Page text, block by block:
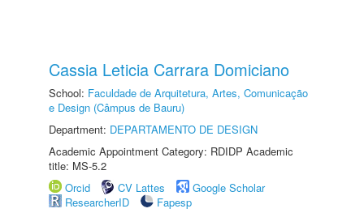
Cassia Leticia Carrara Domiciano
School: Faculdade de Arquitetura, Artes, Comunicação
e Design (Câmpus de Bauru)
Department: DEPARTAMENTO DE DESIGN
Academic Appointment Category: RDIDP Academic
title: MS-5.2
Orcid
CV Lattes
Google Scholar
ResearcherID
Fapesp